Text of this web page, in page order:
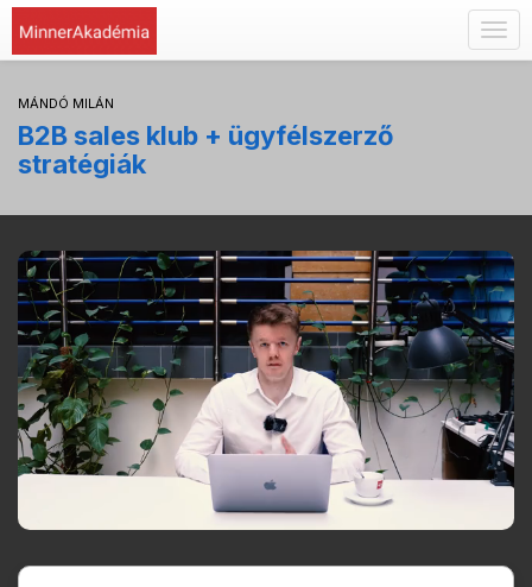
MÁNDÓ MILÁN
B2B sales klub + ügyfélszerző
stratégiák